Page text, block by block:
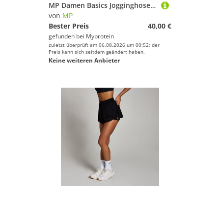
MP Damen Basics Jogginghose – Schwarz - XS
von MP
Bester Preis
40,00 €
gefunden bei Myprotein
zuletzt überprüft am 06.08.2026 um 00:52; der
Preis kann sich seitdem geändert haben.
Keine weiteren Anbieter